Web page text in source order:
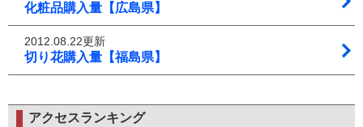
化粧品購入量【広島県】
2012.08.22更新
切り花購入量【福島県】
アクセスランキング